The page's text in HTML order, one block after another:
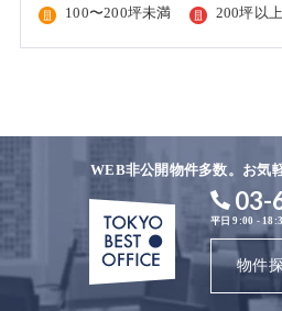
100〜200坪未満 200坪以上
WEB非公開物件多数。お気
03-
平日 9:00 -
物件